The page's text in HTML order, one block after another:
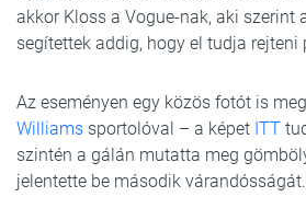
akkor Kloss a Vogue-nak, aki szerint
segítettek addig, hogy el tudja rejteni
Az eseményen egy közös fotót is
Williams sportolóval – a képet ITT
szintén a gálán mutatta meg
jelentette be második várandósságát.